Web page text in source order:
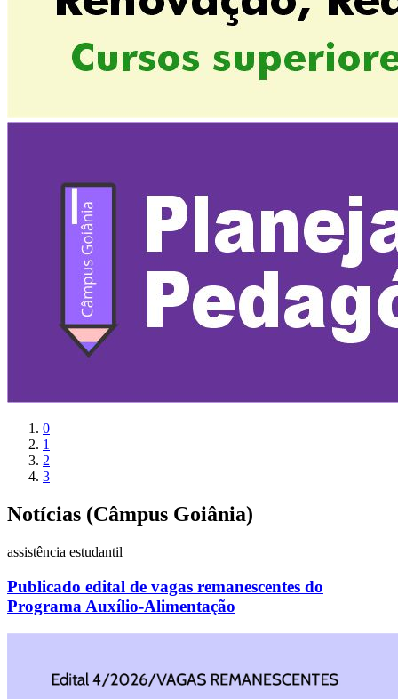
0
1
2
3
Notícias (Câmpus Goiânia)
assistência estudantil
Publicado edital de vagas remanescentes do
Programa Auxílio-Alimentação